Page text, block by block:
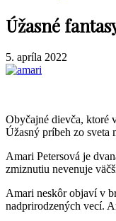
Úžasné
5. apríla 2022
Obyčajné dievča, ktoré
Úžasný príbeh zo
Amari Petersová je
zmiznutiu nevenuje
Amari neskôr objaví v
nadprirodzených vecí.